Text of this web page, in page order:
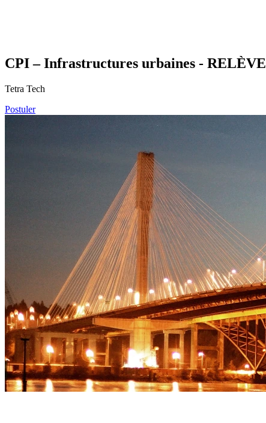
CPI – Infrastructures urbaines - RELÈVE
Tetra Tech
Postuler